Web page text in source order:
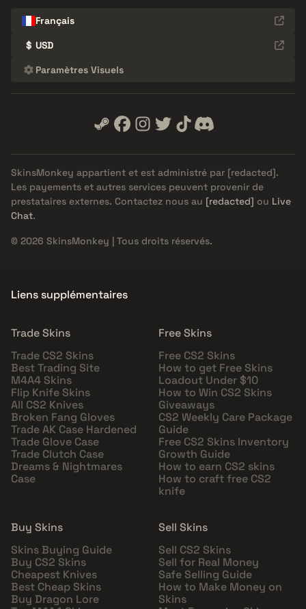
Français
$ USD
Paramètres Visuels
SkinsMonkey appartient et est administré par [redacted].
Les payements et autres services peuvent provenir de
prestataires externes. Contactez nous au [redacted] ou Live
Chat.
© 2026 SkinsMonkey | Tous droits réservés.
Liens supplémentaires
Trade Skins
Trade CS2 Skins
Best Trading Site
M4A4 Skins
Flip Knife Skins
All CS2 Knives
Broken Fang Gloves
Trade AK Case Hardened
Trade Glove Case
Trade Clutch Case
Dreams & Nightmares
Case
Free Skins
Free CS2 Skins
How to get Free Skins
Loadout Under $10
How to Win CS2 Skins
Giveaways
CS2 Weekly Care Package
Guide
Free CS2 Skins Inventory
Growth Guide
How to earn CS2 skins
How to craft free CS2
knife
Buy Skins
Skins Buying Guide
Buy CS2 Skins
Cheapest Knives
Best Cheap Skins
Buy Dragon Lore
Sell Skins
Sell CS2 Skins
Sell for Real Money
Safe Selling Guide
How to Make Money on
Skins